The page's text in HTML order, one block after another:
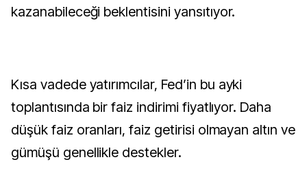
kazanabileceği beklentisini yansıtıyor.
Kısa vadede yatırımcılar, Fed’in bu ayki
toplantısında bir faiz indirimi fiyatlıyor. Daha
düşük faiz oranları, faiz getirisi olmayan altın ve
gümüşü genellikle destekler.